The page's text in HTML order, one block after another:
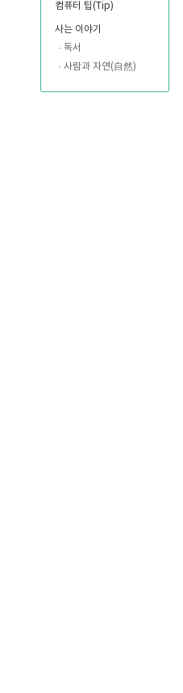
컴퓨터 팁(Tip)
사는 이야기
독서
사람과 자연(自然)